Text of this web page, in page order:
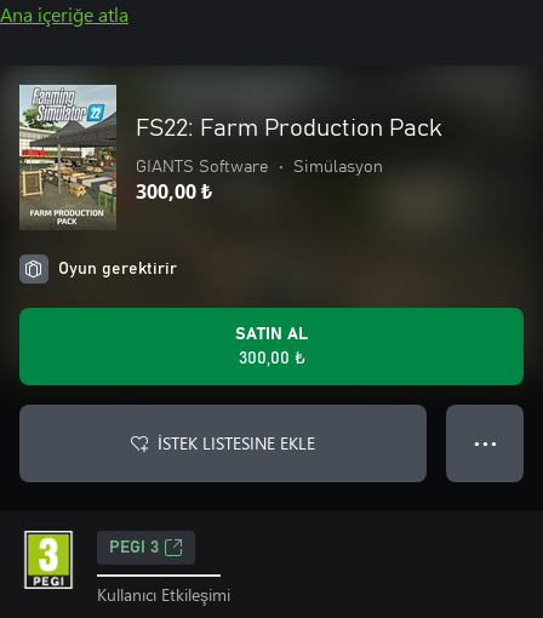
Ana içeriğe atla
FS22: Farm Production Pack
GIANTS Software • Simülasyon
300,00 ₺
Oyun gerektirir
SATIN AL
300,00 ₺
İSTEK LISTESINE EKLE ● ● ●
PEGI 3
Kullanıcı Etkileşimi